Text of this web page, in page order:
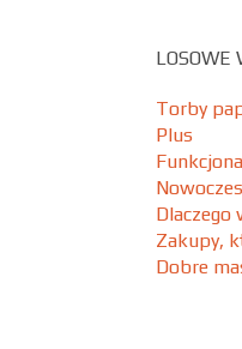
LOSOWE
Torby
Plus
Zakupy,
Dobre